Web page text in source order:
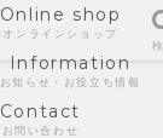
Online shop
オンラインショップ
Information
お知らせ・お役立ち情報
Contact
お問い合わせ